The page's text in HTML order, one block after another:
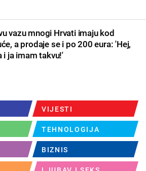
vazu mnogi Hrvati imaju kod
a prodaje se i po 200 eura: 'Hej,
i ja imam takvu!'
VIJESTI
TEHNOLOGIJA
BIZNIS